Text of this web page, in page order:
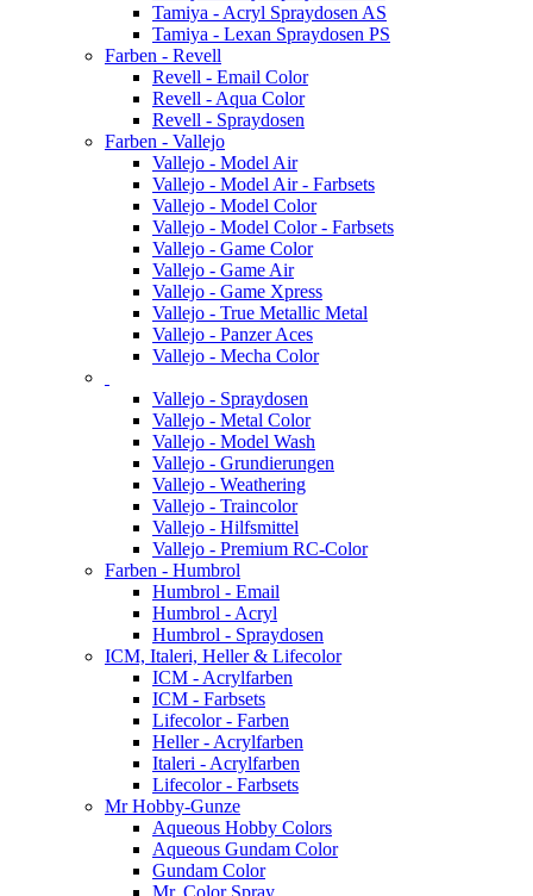
Tamiya - Acryl Spraydosen AS
Tamiya - Lexan Spraydosen PS
Farben - Revell
Revell - Email Color
Revell - Aqua Color
Revell - Spraydosen
Farben - Vallejo
Vallejo - Model Air
Vallejo - Model Air - Farbsets
Vallejo - Model Color
Vallejo - Model Color - Farbsets
Vallejo - Game Color
Vallejo - Game Air
Vallejo - Game Xpress
Vallejo - True Metallic Metal
Vallejo - Panzer Aces
Vallejo - Mecha Color
Vallejo - Spraydosen
Vallejo - Metal Color
Vallejo - Model Wash
Vallejo - Grundierungen
Vallejo - Weathering
Vallejo - Traincolor
Vallejo - Hilfsmittel
Vallejo - Premium RC-Color
Farben - Humbrol
Humbrol - Email
Humbrol - Acryl
Humbrol - Spraydosen
ICM, Italeri, Heller & Lifecolor
ICM - Acrylfarben
ICM - Farbsets
Lifecolor - Farben
Heller - Acrylfarben
Italeri - Acrylfarben
Lifecolor - Farbsets
Mr Hobby-Gunze
Aqueous Hobby Colors
Aqueous Gundam Color
Gundam Color
Mr. Color Spray